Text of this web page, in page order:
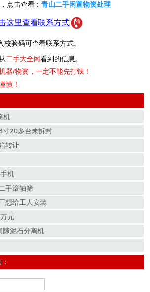
点击查看：青山二手闲置物资处理
这里查看联系方式
校验码可查看联系方式。
二手大全网看到的信息。
器/物资，一定不能先打钱！
慎！
机
寸20多台未拆封
转让
机
手滚轴筛
想给工人安装
元
隙泥石分离机